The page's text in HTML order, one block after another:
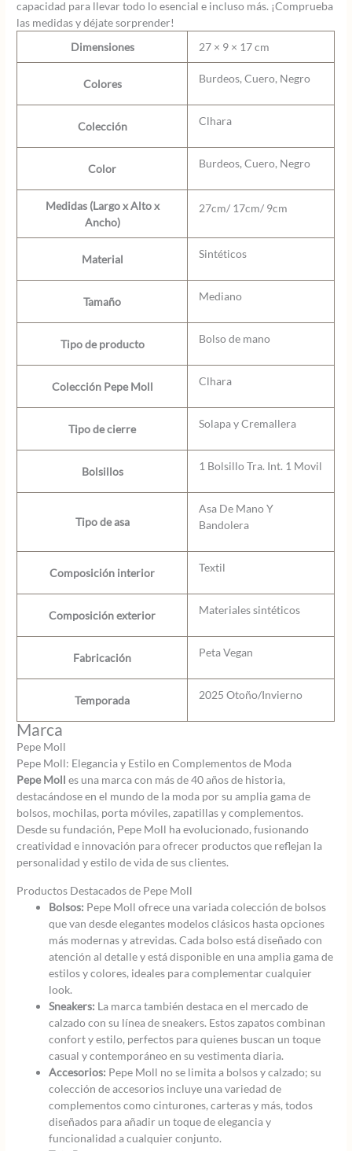
capacidad para llevar todo lo esencial e incluso más. ¡Comprueba
las medidas y déjate sorprender!
Dimensiones
27 × 9 × 17 cm
Colores Burdeos, Cuero, Negro
Colección Clhara
Color Burdeos, Cuero, Negro
Medidas (Largo x Alto x
Ancho)
27cm/ 17cm/ 9cm
Material Sintéticos
Tamaño Mediano
Tipo de producto Bolso de mano
Colección Pepe Moll Clhara
Tipo de cierre Solapa y Cremallera
Bolsillos 1 Bolsillo Tra. Int. 1 Movil
Tipo de asa
Asa De Mano Y
Bandolera
Composición interior Textil
Composición exterior Materiales sintéticos
Fabricación Peta Vegan
Temporada 2025 Otoño/Invierno
Marca
Pepe Moll
Pepe Moll: Elegancia y Estilo en Complementos de Moda
Pepe Moll es una marca con más de 40 años de historia,
destacándose en el mundo de la moda por su amplia gama de
bolsos, mochilas, porta móviles, zapatillas y complementos.
Desde su fundación, Pepe Moll ha evolucionado, fusionando
creatividad e innovación para ofrecer productos que reflejan la
personalidad y estilo de vida de sus clientes.
Productos Destacados de Pepe Moll
Bolsos: Pepe Moll ofrece una variada colección de bolsos
que van desde elegantes modelos clásicos hasta opciones
más modernas y atrevidas. Cada bolso está diseñado con
atención al detalle y está disponible en una amplia gama de
estilos y colores, ideales para complementar cualquier
look.
Sneakers: La marca también destaca en el mercado de
calzado con su línea de sneakers. Estos zapatos combinan
confort y estilo, perfectos para quienes buscan un toque
casual y contemporáneo en su vestimenta diaria.
Accesorios: Pepe Moll no se limita a bolsos y calzado; su
colección de accesorios incluye una variedad de
complementos como cinturones, carteras y más, todos
diseñados para añadir un toque de elegancia y
funcionalidad a cualquier conjunto.